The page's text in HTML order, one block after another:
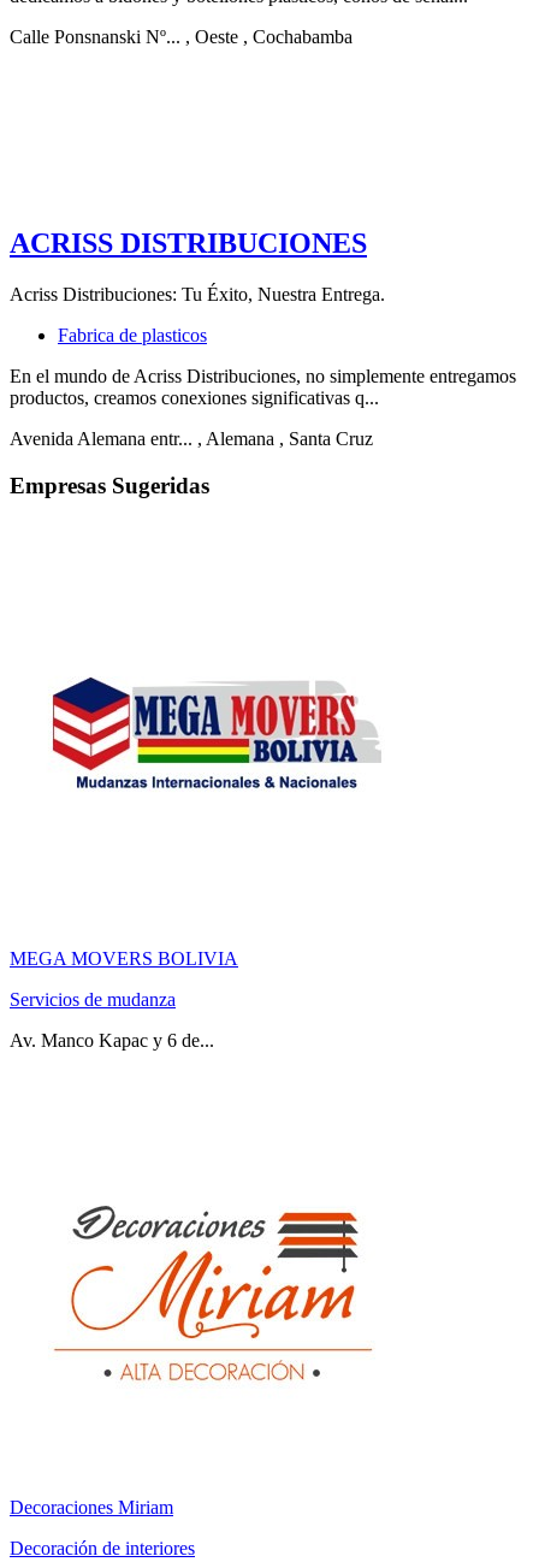
Calle Ponsnanski Nº... , Oeste , Cochabamba
ACRISS DISTRIBUCIONES
Acriss Distribuciones: Tu Éxito, Nuestra Entrega.
Fabrica de plasticos
En el mundo de Acriss Distribuciones, no simplemente entregamos
productos, creamos conexiones significativas q...
Avenida Alemana entr... , Alemana , Santa Cruz
Empresas Sugeridas
MEGA MOVERS BOLIVIA
Servicios de mudanza
Av. Manco Kapac y 6 de...
Decoraciones Miriam
Decoración de interiores